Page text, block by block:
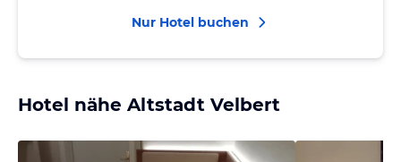
Nur Hotel buchen
Hotel nähe Altstadt Velbert